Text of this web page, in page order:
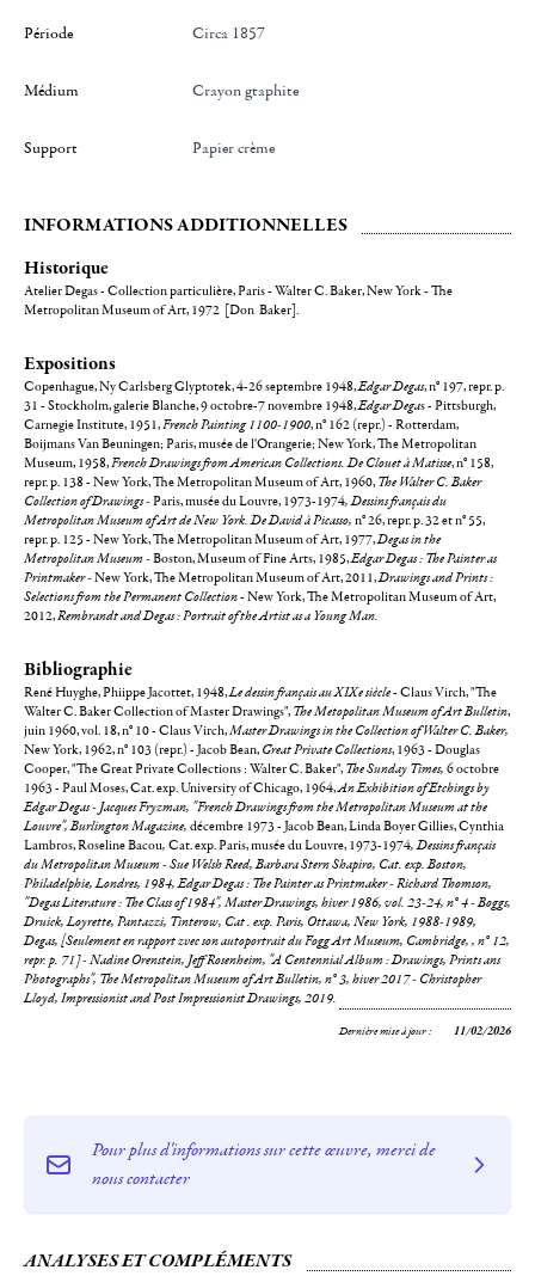
Période Circa 1857
Médium Crayon gtaphite
Support Papier crème
INFORMATIONS ADDITIONNELLES
Historique
Atelier Degas - Collection particulière, Paris - Walter C. Baker, New York - The
Metropolitan Museum of Art, 1972 [Don Baker].
Expositions
Copenhague, Ny Carlsberg Glyptotek, 4-26 septembre 1948,Edgar Degas, n° 197, repr. p.
31 - Stockholm, galerie Blanche, 9 octobre-7 novembre 1948,Edgar Degas - Pittsburgh,
Carnegie Institute, 1951,French Painting 1100-1900, n° 162 (repr.) - Rotterdam,
Boijmans Van Beuningen; Paris, musée de l'Orangerie; New York, The Metropolitan
Museum, 1958,French Drawings from American Collections. De Clouet à Matisse, n° 158,
repr. p. 138 - New York, The Metropolitan Museum of Art, 1960, The Walter C. Baker
Collection of Drawings -Paris, musée du Louvre, 1973-1974, Dessins français du
Metropolitan Museum of Art de New York. De David à Picasso, n° 26, repr. p. 32 et n° 55,
repr. p. 125 - New York, The Metropolitan Museum of Art, 1977,Degas in the
Metropolitan Museum -Boston, Museum of Fine Arts, 1985,Edgar Degas : The Painter as
Printmaker -New York, The Metropolitan Museum of Art, 2011,Drawings and Prints :
Selections from the Permanent Collection- New York, The Metropolitan Museum of Art,
2012,Rembrandt and Degas : Portrait of the Artist as a Young Man.
Bibliographie
René Huyghe, Phiippe Jacottet, 1948,Le dessin français au XIXe siècle- Claus Virch, "The
Walter C. Baker Collection of Master Drawings", The Metopolitan Museum of Art Bulletin,
juin 1960, vol. 18, n° 10 - Claus Virch,Master Drawings in the Collection of Walter C. Baker,
New York, 1962, n° 103 (repr.) - Jacob Bean, Great Private Collections, 1963 - Douglas
Cooper, "The Great Private Collections : Walter C. Baker", The Sunday Times, 6 octobre
1963 - Paul Moses, Cat. exp. University of Chicago, 1964,An Exhibition of Etchings by
Edgar Degas - Jacques Fryzman, "French Drawings from the Metropolitan Museum at the
Louvre", Burlington Magazine, décembre 1973 - Jacob Bean, Linda Boyer Gillies, Cynthia
Lambros, Roseline Bacou, Cat. exp. Paris, musée du Louvre, 1973-1974, Dessins français
du Metropolitan Museum - Sue Welsh Reed, Barbara Stern Shapiro, Cat. exp. Boston,
Philadelphie, Londres, 1984,Edgar Degas : The Painter as Printmaker - Richard Thomson,
"Degas Literature : The Class of 1984", Master Drawings,hiver 1986, vol. 23-24, n° 4 - Boggs,
Druick, Loyrette, Pantazzi, Tinterow, Cat . exp.Paris, Ottawa, New York, 1988-1989,
Degas,[Seulement en rapport zvec son autoportrait du Fogg Art Museum, Cambridge, , n° 12,
repr. p. 71]- Nadine Orenstein, Jeff Rosenheim, "A Centennial Album : Drawings, Prints ans
Photographs", The Metropolitan Museum of Art Bulletin, n° 3, hiver 2017 - Christopher
Lloyd,Impressionist and Post Impressionist Drawings, 2019.
Dernière mise à jour : 11/02/2026
Pour plus d'informations sur cette œuvre, merci de
nous contacter
ANALYSES ET COMPLÉMENTS